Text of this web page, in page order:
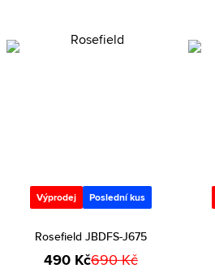
Výprodej Poslední kus
Rosefield JBDFS-J675
490 Kč690 Kč